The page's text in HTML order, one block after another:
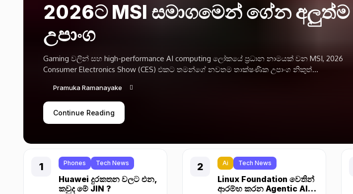
2026ට MSI සමාගමෙන් ගේන අලුත්ම
උපාංග
Gaming වලින් සහ high-performance AI computing ලෝකයේ ප්‍රධාන නාමයක් වන MSI, 2026
Consumer Electronics Show (CES) එකට තමන්ගේ නවතම තාක්ෂණික උපාංග නිකුත්...
Pramuka Ramanayake
Continue Reading
Phones Tech News
Huawei දුරකතන වලට එන,
කවුද මේ JIN ?
Ai Tech News
Linux Foundation වෙතින්
ආරම්භ කරන Agentic AI